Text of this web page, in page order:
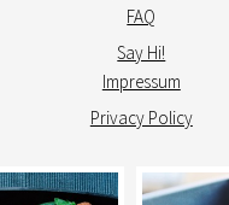
FAQ
Say Hi!
Impressum
Privacy Policy